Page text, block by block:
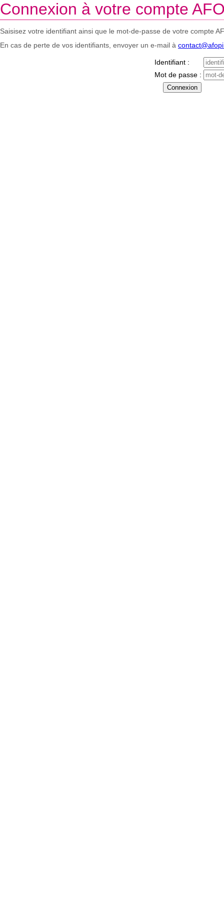
Connexion à votre compte
Saisisez votre identifiant ainsi que le mot-de-passe de votre compte
En cas de perte de vos identifiants, envoyer un e-mail à
Identifiant :
Mot de passe :